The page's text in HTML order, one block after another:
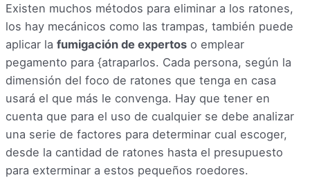
Existen muchos métodos para eliminar a los ratones,
los hay mecánicos como las trampas, también puede
aplicar la fumigación de expertos o emplear
pegamento para {atraparlos. Cada persona, según la
dimensión del foco de ratones que tenga en casa
usará el que más le convenga. Hay que tener en
cuenta que para el uso de cualquier se debe analizar
una serie de factores para determinar cual escoger,
desde la cantidad de ratones hasta el presupuesto
para exterminar a estos pequeños roedores.